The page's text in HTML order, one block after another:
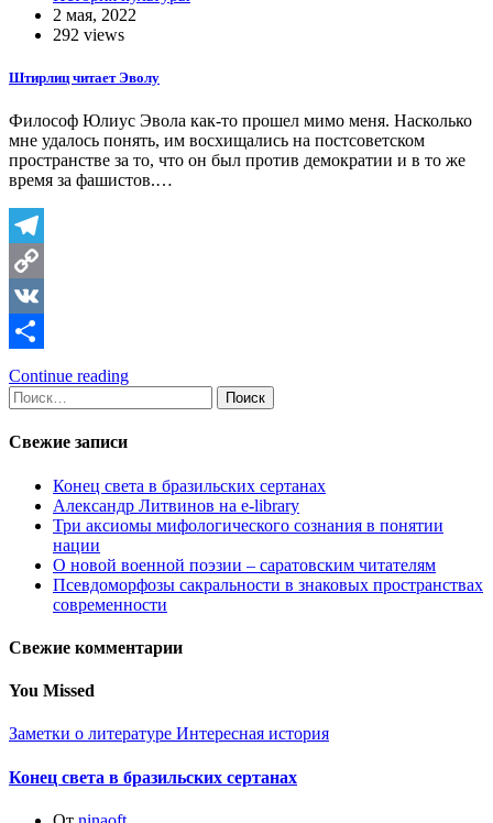
2 мая, 2022
292 views
Штирлиц читает Эволу
Философ Юлиус Эвола как-то прошел мимо меня. Насколько
мне удалось понять, им восхищались на постсоветском
пространстве за то, что он был против демократии и в то же
время за фашистов.…
Telegram
Copy
Link
VK
Отправить
Continue reading
Найти:
Свежие записи
Конец света в бразильских сертанах
Александр Литвинов на e-library
Три аксиомы мифологического сознания в понятии
нации
О новой военной поэзии – саратовским читателям
Псевдоморфозы сакральности в знаковых пространствах
современности
Свежие комментарии
You Missed
Заметки о литературе Интересная история
Конец света в бразильских сертанах